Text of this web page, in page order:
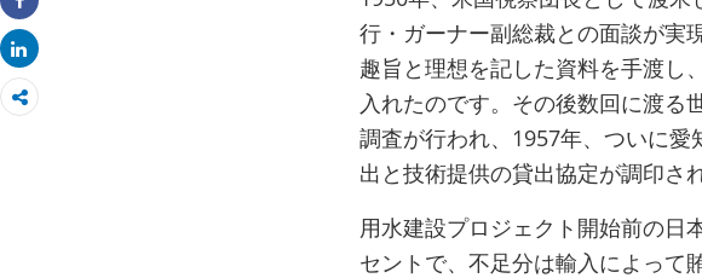
Share
Share
行・ガーナー副総裁との面談が実
趣旨と理想を記した資料を手渡し
入れたのです。その後数回に渡る
調査が行われ、1957年、ついに
出と技術提供の貸出協定が調印さ
用水建設プロジェクト開始前の日
セントで、不足分は輸入によって